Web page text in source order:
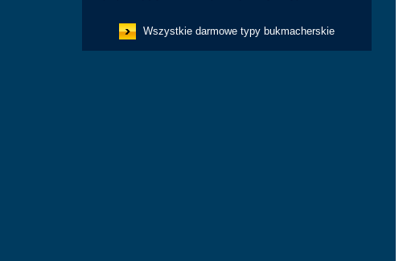
Wszystkie darmowe typy bukmacherskie